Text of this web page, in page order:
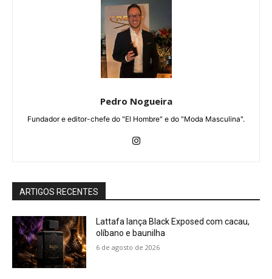
Pedro Nogueira
Fundador e editor-chefe do "El Hombre" e do "Moda Masculina".
ARTIGOS RECENTES
Lattafa lança Black Exposed com cacau,
olíbano e baunilha
6 de agosto de 2026